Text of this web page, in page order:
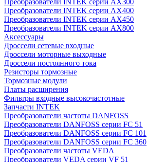
Преобразователи INTEK серии AX300
Преобразователи INTEK серии AX400
Преобразователи INTEK серии AX450
Преобразователи INTEK серии AX800
Аксессуары
Дроссели сетевые входные
Дроссели моторные выходные
Дроссели постоянного тока
Резисторы тормозные
Тормозные модули
Платы расширения
Фильтры входные высокочастотные
Запчасти INTEK
Преобразователи частоты DANFOSS
Преобразователи DANFOSS серии FC 51
Преобразователи DANFOSS серии FC 101
Преобразователи DANFOSS серии FC 360
Преобразователи частоты VEDA
Преобразователи VEDA серии VF 51